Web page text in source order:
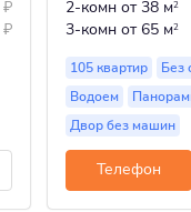
₽
₽
2-комн от 38 м2
3-комн от 65 м2
105 квартир
Без
Водоем
Двор без машин
Телефон